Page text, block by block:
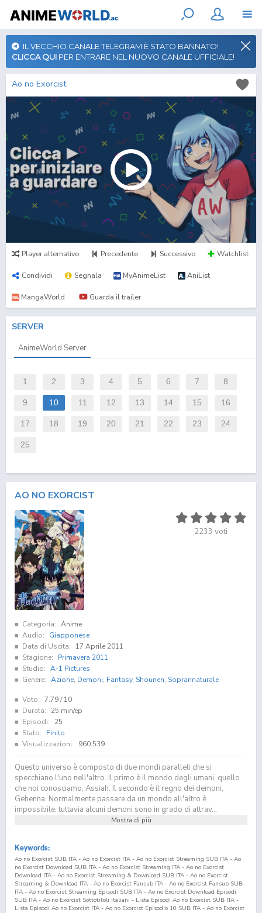
IL VECCHIO CANALE TELEGRAM È STATO BANNATO!
CLICCA QUI PER ENTRARE NEL NUOVO CANALE UFFICIALE!
Ao no Exorcist
Player alternativo Precedente Successivo Watchlist
Condividi Segnala MyAnimeList AniList
MangaWorld Guarda il trailer
SERVER
AnimeWorld Server
1 2 3 4 5 6 7 8
9 10 11 12 13 14 15 16
17 18 19 20 21 22 23 24
25
AO NO EXORCIST
2233 voti
Categoria: Anime
Audio:
Giapponese
Data di Uscita:
17 Aprile 2011
Stagione:
Primavera 2011
Studio: A-1 Pictures
Genere: Azione, Demoni, Fantasy, Shounen, Soprannaturale
Voto: 7.79/ 10
Durata:
25 min/ep
Episodi:
25
Stato:
Finito
Visualizzazioni:
960.539
Questo universo è composto di due mondi paralleli che si
specchiano l'uno nell'altro. Il primo è il mondo degli umani, quello
che noi conosciamo, Assiah. Il secondo è il regno dei demoni,
Gehenna. Normalmente passare da un mondo all'altro è
impossibile, tuttavia alcuni demoni sono in grado di attrav...
Mostra di più
Keywords:
Ao no Exorcist SUB ITA - Ao no Exorcist ITA - Ao no Exorcist Streaming SUB ITA - Ao
no Exorcist Download SUB ITA - Ao no Exorcist Streaming ITA - Ao no Exorcist
Download ITA - Ao no Exorcist Streaming & Download SUB ITA - Ao no Exorcist
Streaming & Download ITA - Ao no Exorcist Fansub ITA - Ao no Exorcist Fansub SUB
ITA - Ao no Exorcist Streaming Episodi SUB ITA - Ao no Exorcist Download Episodi
SUB ITA - Ao no Exorcist Sottotitoli Italiani - Lista Episodi Ao no Exorcist SUB ITA -
Lista Episodi Ao no Exorcist ITA - Ao no Exorcist Episodio 10 SUB ITA - Ao no Exorcist